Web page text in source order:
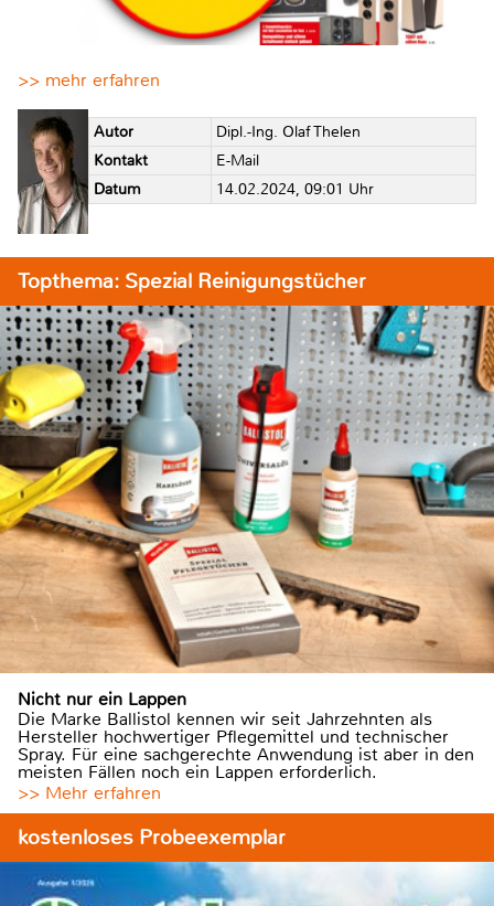
>> mehr erfahren
Autor
Dipl.-Ing. Olaf Thelen
Kontakt
E-Mail
Datum
14.02.2024, 09:01 Uhr
Topthema: Spezial Reinigungstücher
Nicht nur ein Lappen
Die Marke Ballistol kennen wir seit Jahrzehnten als
Hersteller hochwertiger Pflegemittel und technischer
Spray. Für eine sachgerechte Anwendung ist aber in den
meisten Fällen noch ein Lappen erforderlich.
>> Mehr erfahren
kostenloses Probeexemplar